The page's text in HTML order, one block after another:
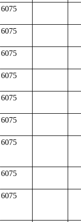
6075
6075
6075
6075
6075
6075
6075
6075
6075